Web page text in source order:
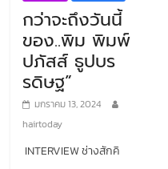
กว่าจะถึงวันนี้
ของ..พิม พิมพ์
ปภัสส์ ธูปบร
รดิษฐ”
มกราคม 13, 2024
hairtoday
INTERVIEW ช่างสักคิ